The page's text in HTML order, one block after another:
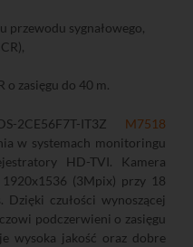
przewodu sygnałowego,
o zasięgu do 40 m.
2CE56F7T-IT3Z M7518
w systemach monitoringu
HD-TVI. Kamera
(3Mpix) przy 18
czułości wynoszącej
podczerwieni o zasięgu
wysoka jakość oraz dobre